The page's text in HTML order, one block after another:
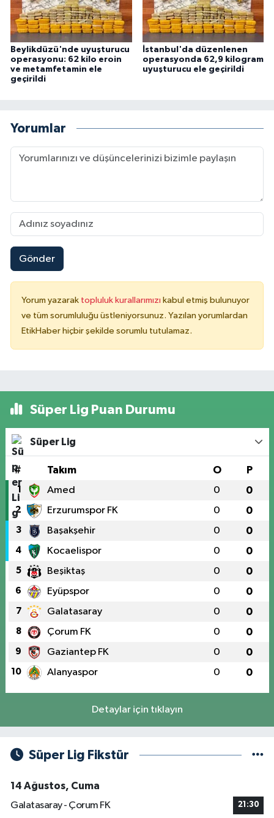
Beylikdüzü'nde uyuşturucu
operasyonu: 62 kilo eroin
ve metamfetamin ele
geçirildi
İstanbul'da düzenlenen
operasyonda 62,9 kilogram
uyuşturucu ele geçirildi
Yorumlar
Gönder
Yorum yazarak topluluk kurallarımızı kabul etmiş bulunuyor
ve tüm sorumluluğu üstleniyorsunuz. Yazılan yorumlardan
EtikHaber hiçbir şekilde sorumlu tutulamaz.
Süper Lig Puan Durumu
Süper Lig
# Takım O P
1 Amed 0 0
2 Erzurumspor FK 0 0
3 Başakşehir 0 0
4 Kocaelispor 0 0
5 Beşiktaş 0 0
6 Eyüpspor 0 0
7 Galatasaray 0 0
8 Çorum FK 0 0
9 Gaziantep FK 0 0
10 Alanyaspor 0 0
Detaylar için tıklayın
Süper Lig Fikstür
14 Ağustos, Cuma
Galatasaray - Çorum FK
21:30